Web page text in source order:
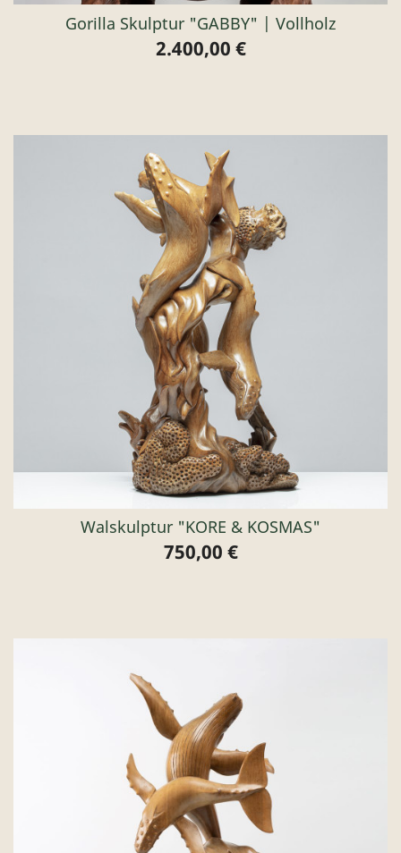
Gorilla Skulptur "GABBY" | Vollholz
Preis
2.400,00 €
Walskulptur "KORE & KOSMAS"
Preis
750,00 €